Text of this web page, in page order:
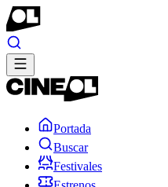
Portada
Buscar
Festivales